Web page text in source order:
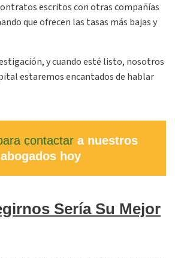
escritos con otras compañías
que ofrecen las tasas más bajas y
y cuando esté listo, nosotros
estaremos encantados de hablar
contactara nuestros
abogados hoy
Sería Su Mejor